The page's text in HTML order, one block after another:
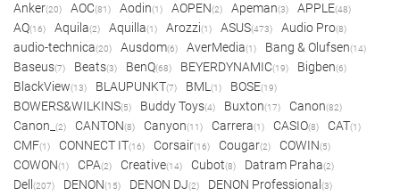
Anker(20) AOC(81) Aodin(1) AOPEN(2) Apeman(3) APPLE(48)
AQ(16) Aquila(2) Aquilla(1) Arozzi(1) ASUS(473) Audio Pro(8)
audio-technica(20) Ausdom(6) AverMedia(1) Bang & Olufsen(14)
Baseus(7) Beats(3) BenQ(68) BEYERDYNAMIC(19) Bigben(6)
BlackView(13) BLAUPUNKT(7) BML (1) BOSE(19)
BOWERS&WILKINS(5) Buddy Toys(4) Buxton(17) Canon(82)
Canon_ (2) CANTON(8) Canyon(11) Carrera(1) CASIO(8) CAT(1)
CMF(1) CONNECT IT(16) Corsair(16) Cougar(2) COWIN(5)
COWON(1) CPA(2) Creative(14) Cubot(8) Datram Praha(2)
Dell (207) DENON(15) DENON DJ(2) DENON Professional (3)